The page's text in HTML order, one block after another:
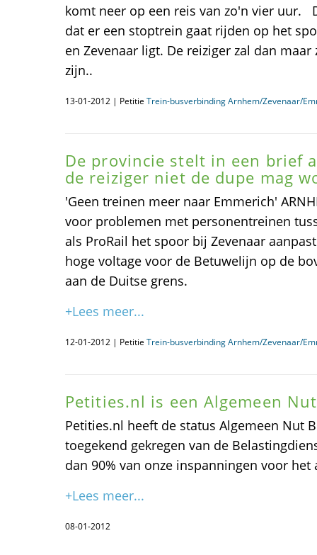
komt neer op een reis van zo'n vier uur.
dat er een stoptrein gaat rijden op het
en Zevenaar ligt. De reiziger zal dan
zijn..
13-01-2012 | Petitie Trein-busverbinding Arnhem/Zevenaar/
De provincie stelt in een brief
de reiziger niet de dupe mag
'Geen treinen meer naar Emmerich'
voor problemen met personentreinen
als ProRail het spoor bij Zevenaar
hoge voltage voor de Betuwelijn op de
aan de Duitse grens.
+Lees meer...
12-01-2012 | Petitie Trein-busverbinding Arnhem/Zevenaar/
Petities.nl is een Algemeen
Petities.nl heeft de status Algemeen Nut
toegekend gekregen van de
dan 90% van onze inspanningen voor het
+Lees meer...
08-01-2012